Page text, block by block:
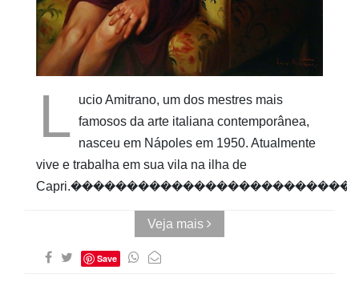
Quadrado
L
ucio Amitrano, um dos mestres mais
famosos da arte italiana contemporânea,
nasceu em Nápoles em 1950. Atualmente
vive e trabalha em sua vila na ilha de
Veja mais
Save